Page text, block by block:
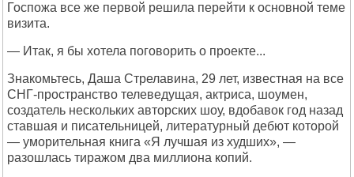
Госпожа все же первой решила перейти к основной теме
визита.
— Итак, я бы хотела поговорить о проекте...
Знакомьтесь, Даша Стрелавина, 29 лет, известная на все
СНГ-пространство телеведущая, актриса, шоумен,
создатель нескольких авторских шоу, вдобавок год назад
ставшая и писательницей, литературный дебют которой
— уморительная книга «Я лучшая из худших», —
разошлась тиражом два миллиона копий.